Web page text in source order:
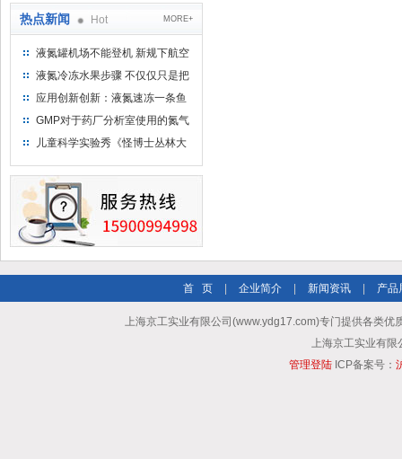
热点新闻 Hot MORE+
液氮罐机场不能登机 新规下航空
运输罐能否上飞机
液氮冷冻水果步骤 不仅仅只是把
水果扔到液氮中
应用创新创新：液氮速冻一条鱼
只需15分钟 保持活鲜一整年
GMP对于药厂分析室使用的氮气
钢瓶存放标准
儿童科学实验秀《怪博士丛林大
及
首 页 企业简介 新闻资讯 产品
上海京工实业有限公司(www.ydg17.com)专门提供各类优
上海京工实业有限
管理登陆ICP备案号：